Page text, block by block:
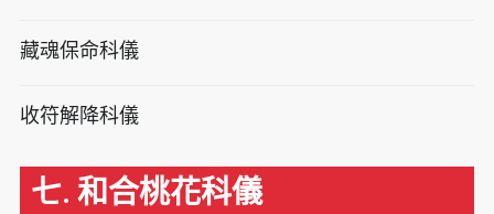
藏魂保命科儀
收符解降科儀
七. 和合桃花科儀